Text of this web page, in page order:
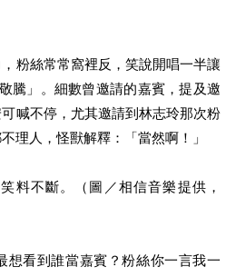
粉絲常常窩裡反，笑說開唱一半讓
騰」。細數曾邀請的嘉賓，提及邀
喊不停，尤其邀請到林志玲那次粉
理人，怪獸解釋：「當然啊！」
料不斷。（圖／相信音樂提供，
想看到誰當嘉賓？粉絲你一言我一